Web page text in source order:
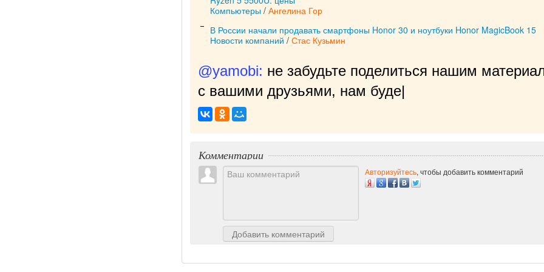
Компьютеры / Ангелина Гор
В России начали продавать смартфоны Honor 30 и ноутбуки Honor MagicBook 15
Новости компаний / Стас Кузьмин
@yamobi: не забудьте поделиться нашим
с вашими друзьями, нам будет очень приятно!
Комментарии
Добавить комментарий
Авторизуйтесь, чтобы добавить комментарий